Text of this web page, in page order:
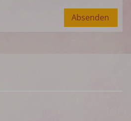
Absenden